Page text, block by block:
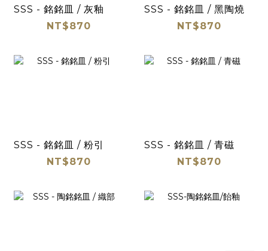
SSS - 銘銘皿 / 灰釉
NT$870
SSS - 銘銘皿 / 黑陶燒
NT$870
SSS - 銘銘皿 / 粉引
NT$870
SSS - 銘銘皿 / 青磁
NT$870